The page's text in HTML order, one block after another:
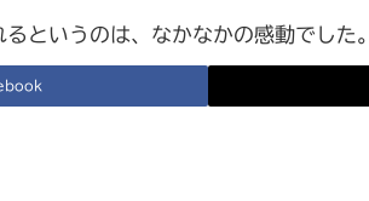
というのは、なかなかの感動でした。